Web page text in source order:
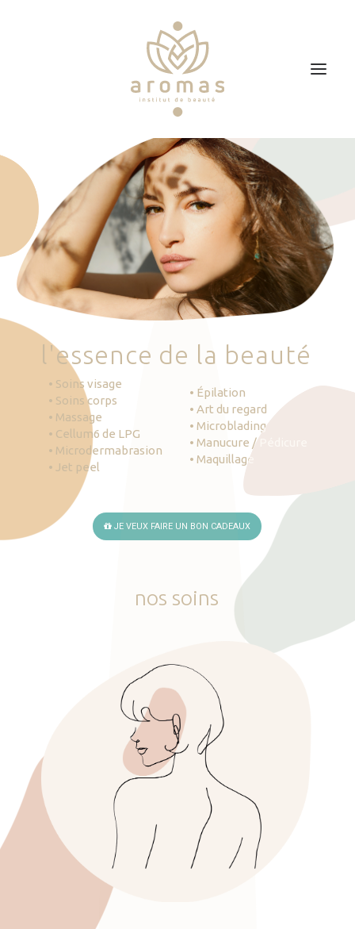
Soins
Je veux faire un bon cadeau
Plan d’accès
Prendre RDV
'essence de la beauté
• Soins visage
• Soins corps
• Massage
• Cellum6 de LPG
• Microdermabrasion
• Jet peel
• Épilation
• Art du regard
• Microblading
• Manucure / Pédicure
• Maquillage
JE VEUX FAIRE UN BON CADEAUX
nos soins